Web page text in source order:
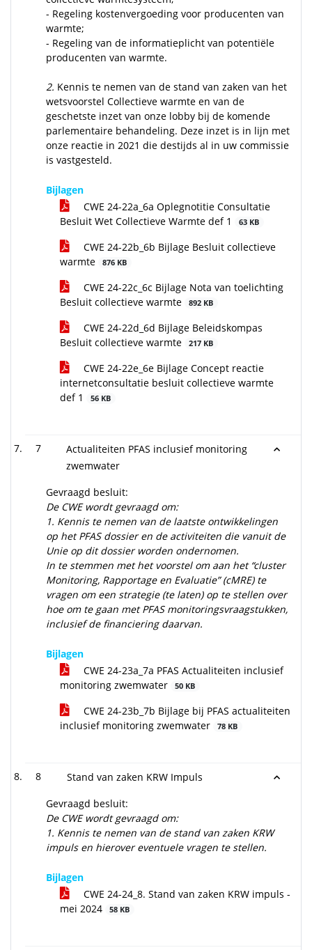
- Regeling kostenvergoeding voor producenten van
warmte;
- Regeling van de informatieplicht van potentiële
producenten van warmte.
2. Kennis te nemen van de stand van zaken van het
wetsvoorstel Collectieve warmte en van de
geschetste inzet van onze lobby bij de komende
parlementaire behandeling. Deze inzet is in lijn met
onze reactie in 2021 die destijds al in uw commissie
is vastgesteld.
Bijlagen
CWE 24-22a_6a Oplegnotitie Consultatie
Besluit Wet Collectieve Warmte def 1
63 KB
CWE 24-22b_6b Bijlage Besluit collectieve
warmte
876 KB
CWE 24-22c_6c Bijlage Nota van toelichting
Besluit collectieve warmte
892 KB
CWE 24-22d_6d Bijlage Beleidskompas
Besluit collectieve warmte
217 KB
CWE 24-22e_6e Bijlage Concept reactie
internetconsultatie besluit collectieve warmte
def 1
56 KB
7
Actualiteiten PFAS inclusief monitoring
zwemwater
Gevraagd besluit:
De CWE wordt gevraagd om:
1. Kennis te nemen van de laatste ontwikkelingen
op het PFAS dossier en de activiteiten die vanuit de
Unie op dit dossier worden ondernomen.
In te stemmen met het voorstel om aan het “cluster
Monitoring, Rapportage en Evaluatie” (cMRE) te
vragen om een strategie (te laten) op te stellen over
hoe om te gaan met PFAS monitoringsvraagstukken,
inclusief de financiering daarvan.
Bijlagen
CWE 24-23a_7a PFAS Actualiteiten inclusief
monitoring zwemwater
50 KB
CWE 24-23b_7b Bijlage bij PFAS actualiteiten
inclusief monitoring zwemwater
78 KB
8
Stand van zaken KRW Impuls
Gevraagd besluit:
De CWE wordt gevraagd om:
1. Kennis te nemen van de stand van zaken KRW
impuls en hierover eventuele vragen te stellen.
Bijlagen
CWE 24-24_8. Stand van zaken KRW impuls -
mei 2024
58 KB